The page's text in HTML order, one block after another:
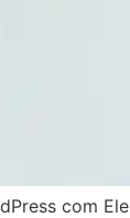
com